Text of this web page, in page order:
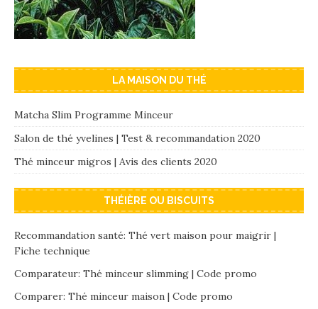
LA MAISON DU THÉ
Matcha Slim Programme Minceur
Salon de thé yvelines | Test & recommandation 2020
Thé minceur migros | Avis des clients 2020
THÉIÈRE OU BISCUITS
Recommandation santé: Thé vert maison pour maigrir |
Fiche technique
Comparateur: Thé minceur slimming | Code promo
Comparer: Thé minceur maison | Code promo